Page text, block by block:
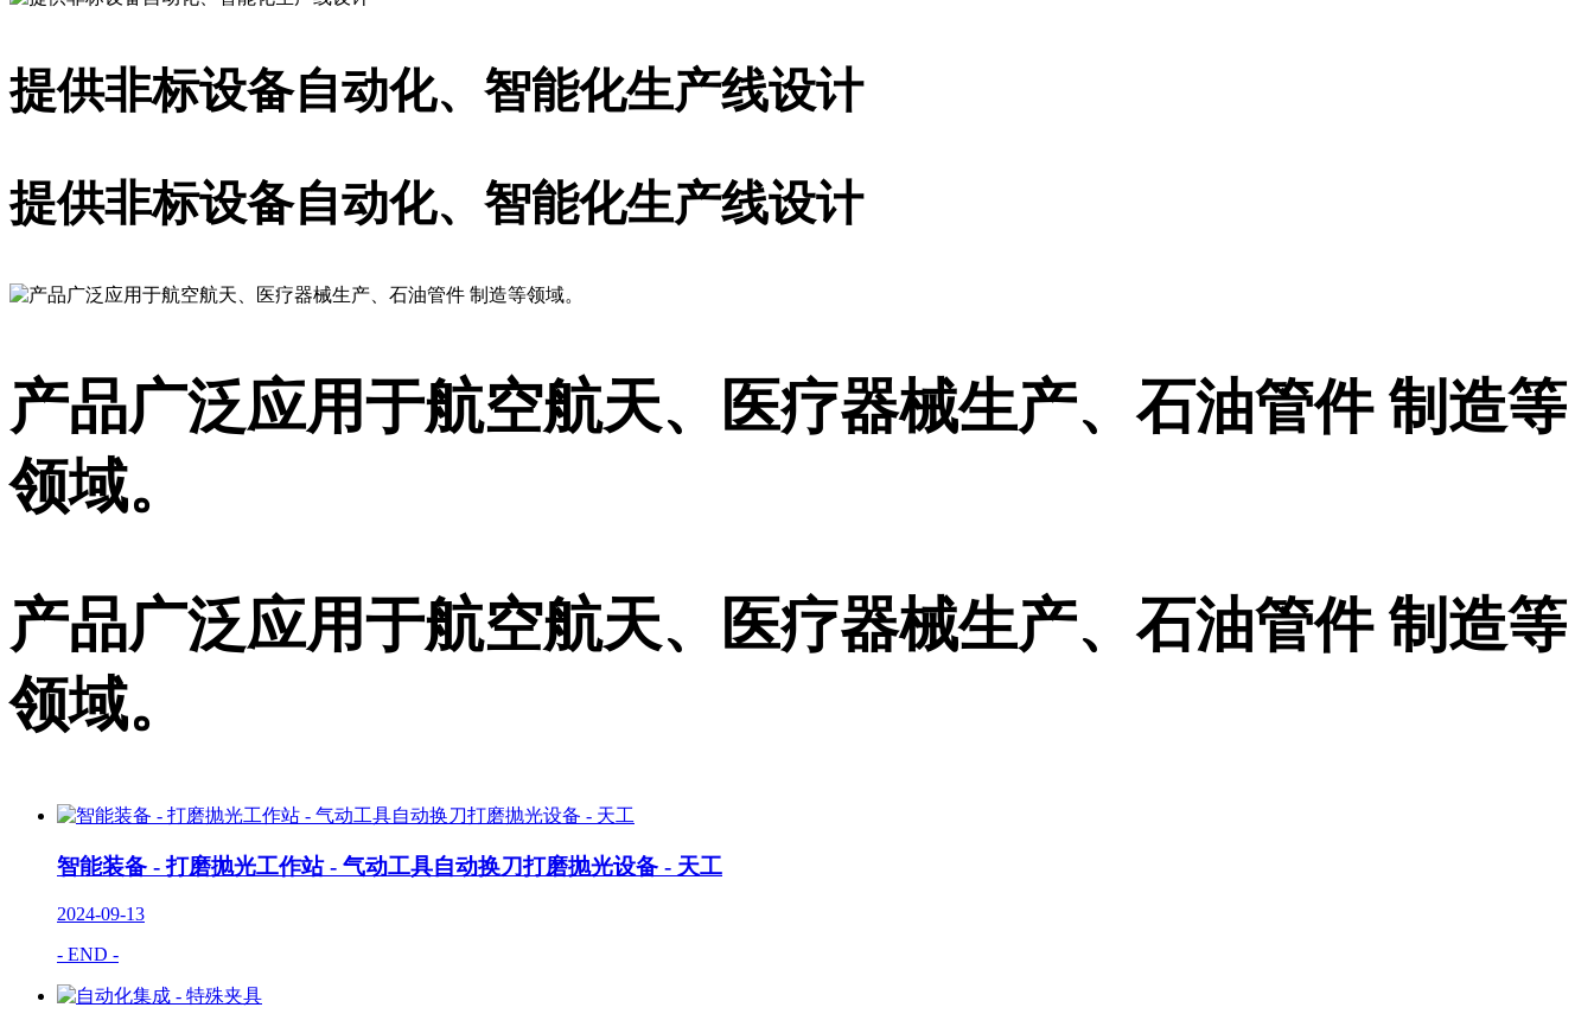
提供非标设备自动化、智能化生产线设计
提供非标设备自动化、智能化生产线设计
产品广泛应用于航空航天、医疗器械生产、石油管件 制造等
领域。
产品广泛应用于航空航天、医疗器械生产、石油管件 制造等
领域。
智能装备 - 打磨抛光工作站 - 气动工具自动换刀打磨抛光设备 - 天工
2024-09-13
- END -